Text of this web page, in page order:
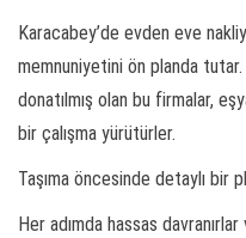
Karacabey’de evden eve
memnuniyetini ön planda
donatılmış olan bu firmalar,
bir çalışma yürütürler.
Taşıma öncesinde detaylı bir
Her adımda hassas